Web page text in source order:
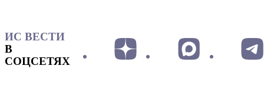
ИС ВЕСТИ
В
СОЦСЕТЯХ